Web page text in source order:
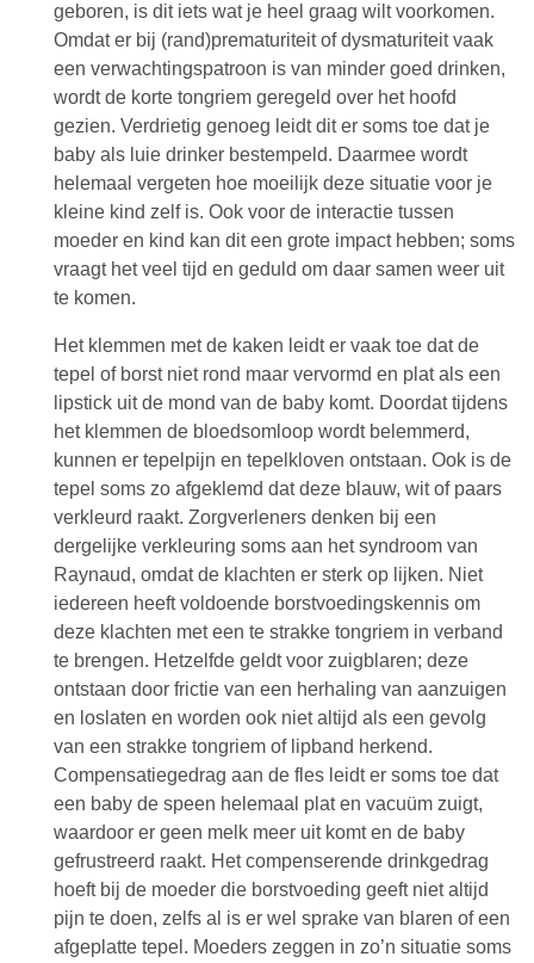
geboren, is dit iets wat je heel graag wilt voorkomen.
Omdat er bij (rand)prematuriteit of dysmaturiteit vaak
een verwachtingspatroon is van minder goed drinken,
wordt de korte tongriem geregeld over het hoofd
gezien. Verdrietig genoeg leidt dit er soms toe dat je
baby als luie drinker bestempeld. Daarmee wordt
helemaal vergeten hoe moeilijk deze situatie voor je
kleine kind zelf is. Ook voor de interactie tussen
moeder en kind kan dit een grote impact hebben; soms
vraagt het veel tijd en geduld om daar samen weer uit
te komen.
Het klemmen met de kaken leidt er vaak toe dat de
tepel of borst niet rond maar vervormd en plat als een
lipstick uit de mond van de baby komt. Doordat tijdens
het klemmen de bloedsomloop wordt belemmerd,
kunnen er tepelpijn en tepelkloven ontstaan. Ook is de
tepel soms zo afgeklemd dat deze blauw, wit of paars
verkleurd raakt. Zorgverleners denken bij een
dergelijke verkleuring soms aan het syndroom van
Raynaud, omdat de klachten er sterk op lijken. Niet
iedereen heeft voldoende borstvoedingskennis om
deze klachten met een te strakke tongriem in verband
te brengen. Hetzelfde geldt voor zuigblaren; deze
ontstaan door frictie van een herhaling van aanzuigen
en loslaten en worden ook niet altijd als een gevolg
van een strakke tongriem of lipband herkend.
Compensatiegedrag aan de fles leidt er soms toe dat
een baby de speen helemaal plat en vacuüm zuigt,
waardoor er geen melk meer uit komt en de baby
gefrustreerd raakt. Het compenserende drinkgedrag
hoeft bij de moeder die borstvoeding geeft niet altijd
pijn te doen, zelfs al is er wel sprake van blaren of een
afgeplatte tepel. Moeders zeggen in zo’n situatie soms